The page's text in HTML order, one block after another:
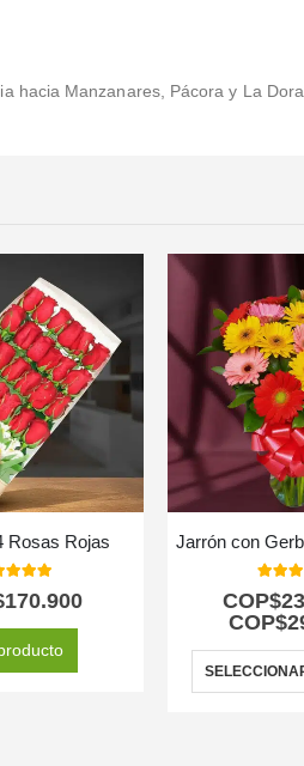
hacia Manzanares, Pácora y La
Rosas Rojas
170.900
Jarrón con
5.00
COP$
COP$